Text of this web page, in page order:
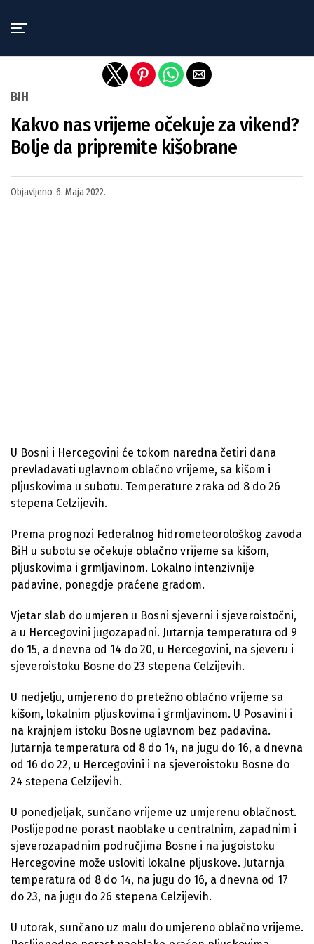
BIH
Kakvo nas vrijeme očekuje za vikend?
Bolje da pripremite kišobrane
Objavljeno 6. Maja 2022.
U Bosni i Hercegovini će tokom naredna četiri dana
prevladavati uglavnom oblačno vrijeme, sa kišom i
pljuskovima u subotu. Temperature zraka od 8 do 26
stepena Celzijevih.
Prema prognozi Federalnog hidrometeorološkog zavoda
BiH u subotu se očekuje oblačno vrijeme sa kišom,
pljuskovima i grmljavinom. Lokalno intenzivnije
padavine, ponegdje praćene gradom.
Vjetar slab do umjeren u Bosni sjeverni i sjeveroistočni,
a u Hercegovini jugozapadni. Jutarnja temperatura od 9
do 15, a dnevna od 14 do 20, u Hercegovini, na sjeveru i
sjeveroistoku Bosne do 23 stepena Celzijevih.
U nedjelju, umjereno do pretežno oblačno vrijeme sa
kišom, lokalnim pljuskovima i grmljavinom. U Posavini i
na krajnjem istoku Bosne uglavnom bez padavina.
Jutarnja temperatura od 8 do 14, na jugu do 16, a dnevna
od 16 do 22, u Hercegovini i na sjeveroistoku Bosne do
24 stepena Celzijevih.
U ponedjeljak, sunčano vrijeme uz umjerenu oblačnost.
Poslijepodne porast naoblake u centralnim, zapadnim i
sjeverozapadnim područjima Bosne i na jugoistoku
Hercegovine može usloviti lokalne pljuskove. Jutarnja
temperatura od 8 do 14, na jugu do 16, a dnevna od 17
do 23, na jugu do 26 stepena Celzijevih.
U utorak, sunčano uz malu do umjereno oblačno vrijeme.